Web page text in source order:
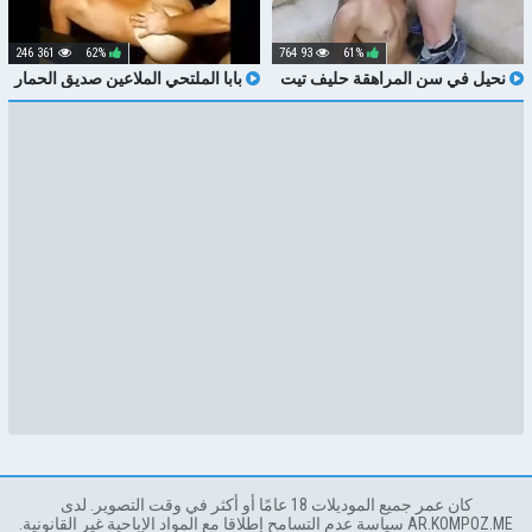
نحيل في سن المراهقة حليف تيت
مستبعد على الديك قبل تذوق نائب
61%
93 764
بابا الملتحي الملاعين صديق الحمار
يعيش على CRUISEINGCAMS.COM
62%
361 246
كان عمر جميع الموديلات 18 عامًا أو أكثر في وقت التصوير. لدى
AR.KOMPOZ.ME سياسة عدم التسامح إطلاقا مع المواد الإباحية غير القانونية.